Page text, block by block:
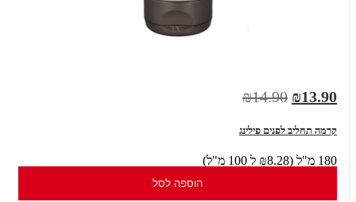
₪13.90
₪14.90
קרמה תחליב לפנים פילינג
180 מ"ל (₪8.28 ל 100 מ"ל)
הוספה לסל